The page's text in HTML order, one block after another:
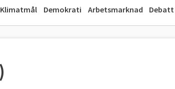
Klimatmål Demokrati Arbetsmarknad Debatt